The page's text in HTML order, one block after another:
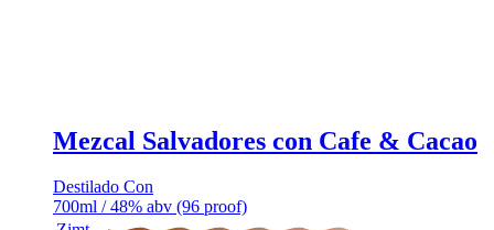
Mezcal Salvadores con Cafe & Cacao
Destilado Con
700ml / 48% abv (96 proof)